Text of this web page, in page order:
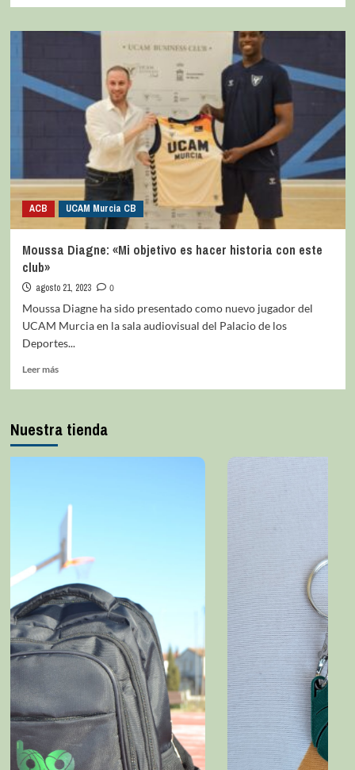
ACB UCAM Murcia CB
Moussa Diagne: «Mi objetivo es hacer historia con este
club»
agosto 21, 2023
0
Moussa Diagne ha sido presentado como nuevo jugador del
UCAM Murcia en la sala audiovisual del Palacio de los
Deportes...
Leer más
Nuestra tienda